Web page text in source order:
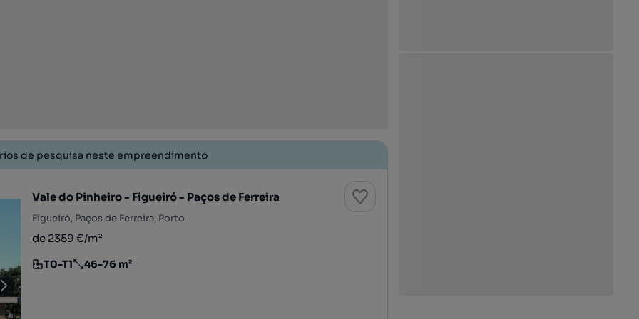
de pesquisa neste empreendimento
Vale do Pinheiro - Figueiró - Paços de Ferreira
Figueiró, Paços de Ferreira, Porto
de 2359 €/m²
Tipologia
T0-T1
Preço por metro quadrado
46-76 m²